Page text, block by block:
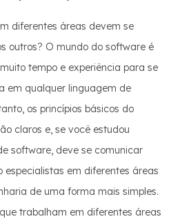
diferentes áreas devem se
outros? O mundo do software é
tempo e experiência para se
em qualquer linguagem de
os princípios básicos do
claros e, se você estudou
software, deve se comunicar
especialistas em diferentes áreas
de uma forma mais simples.
trabalham em diferentes áreas